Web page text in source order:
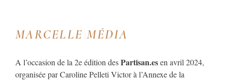
MARCELLE MÉDIA
A l’occasion de la 2e édition desPartisan.esen avril 2024,
organisée par Caroline Pelleti Victor à l’Annexe de la